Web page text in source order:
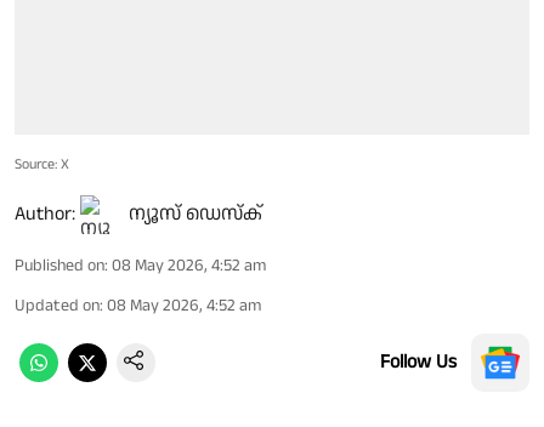
Source: X
Author: ന്യൂസ് ഡെസ്ക്
Published on: 08 May 2026, 4:52 am
Updated on: 08 May 2026, 4:52 am
Follow Us